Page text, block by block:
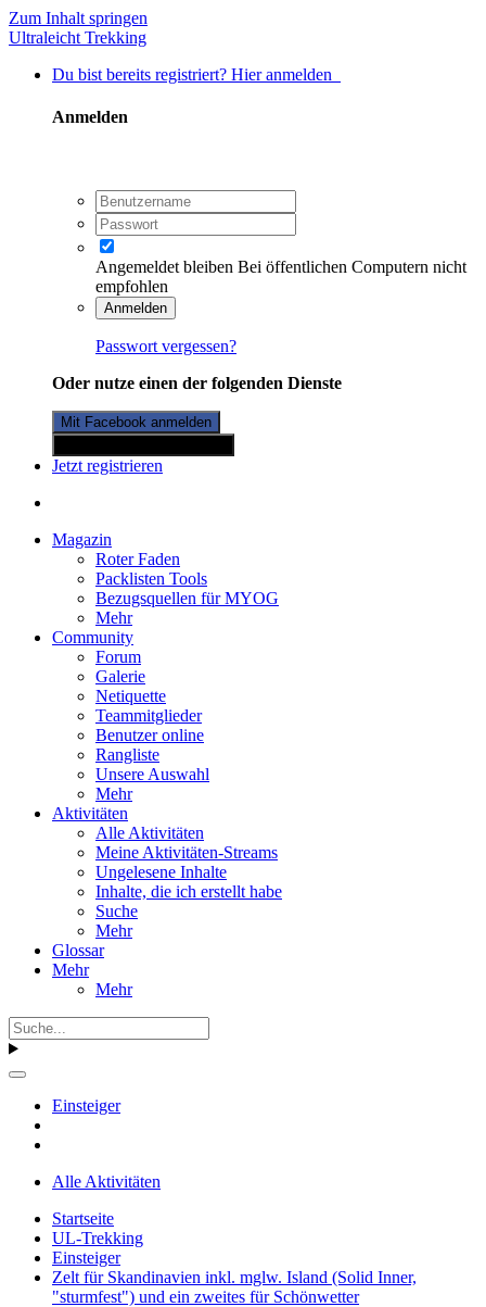
Zum Inhalt springen
Ultraleicht Trekking
Du bist bereits registriert? Hier anmelden
Anmelden
Angemeldet bleiben Bei öffentlichen Computern nicht
empfohlen
Anmelden
Passwort vergessen?
Oder nutze einen der folgenden Dienste
Mit Facebook anmelden
Jetzt registrieren
Magazin
Roter Faden
Packlisten Tools
Bezugsquellen für MYOG
Mehr
Community
Forum
Galerie
Netiquette
Teammitglieder
Benutzer online
Rangliste
Unsere Auswahl
Mehr
Aktivitäten
Alle Aktivitäten
Meine Aktivitäten-Streams
Ungelesene Inhalte
Inhalte, die ich erstellt habe
Suche
Mehr
Glossar
Mehr
Mehr
Einsteiger
Alle Aktivitäten
Startseite
UL-Trekking
Einsteiger
Zelt für Skandinavien inkl. mglw. Island (Solid Inner,
"sturmfest") und ein zweites für Schönwetter